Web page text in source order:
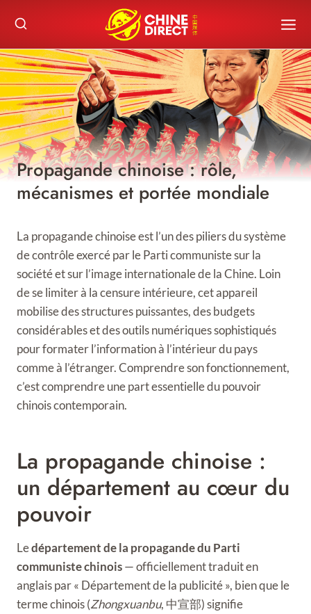
content
Propagande chinoise : rôle,
mécanismes et portée mondiale
La propagande chinoise est l’un des piliers du système
de contrôle exercé par le Parti communiste sur la
société et sur l’image internationale de la Chine. Loin
de se limiter à la censure intérieure, cet appareil
mobilise des structures puissantes, des budgets
considérables et des outils numériques sophistiqués
pour formater l’information à l’intérieur du pays
comme à l’étranger. Comprendre son fonctionnement,
c’est comprendre une part essentielle du pouvoir
chinois contemporain.
La propagande chinoise :
un département au cœur du
pouvoir
Ledépartement de la propagande du Parti
communiste chinois— officiellement traduit en
anglais par « Département de la publicité », bien que le
terme chinois (Zhongxuanbu, 中宣部) signifie